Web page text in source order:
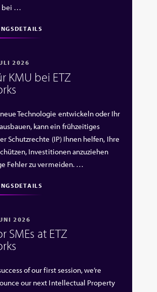
bei …
2026
KMU bei ETZ
Technologie entwickeln oder Ihr
kann ein frühzeitiges
Schutzrechte (IP) Ihnen helfen, Ihre
Investitionen anzuziehen
Fehler zu vermeiden. …
2026
SMEs at ETZ
of our first session, we’re
our next Intellectual Property